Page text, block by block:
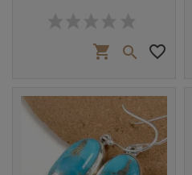
shopping_cart  favorite_border